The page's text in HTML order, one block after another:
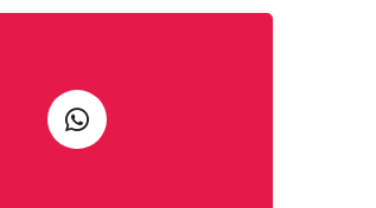
gözde ilçesinde dolar ve euro